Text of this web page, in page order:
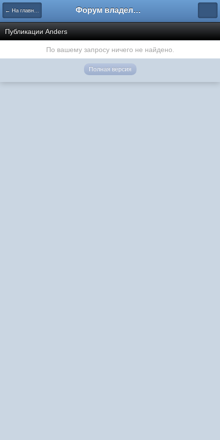
← На главную Форум владельцев интернет-магазинов
Публикации Anders
По вашему запросу ничего не найдено.
Полная версия